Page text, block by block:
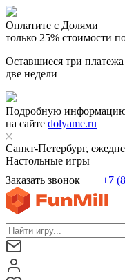
Оплатите с Долями
только 25% стоимости
Оставшиеся три
две недели
Подробную информацию
на сайте dolyame.ru
Санкт-Петербург,
Настольные игры
Заказать звонок
+7